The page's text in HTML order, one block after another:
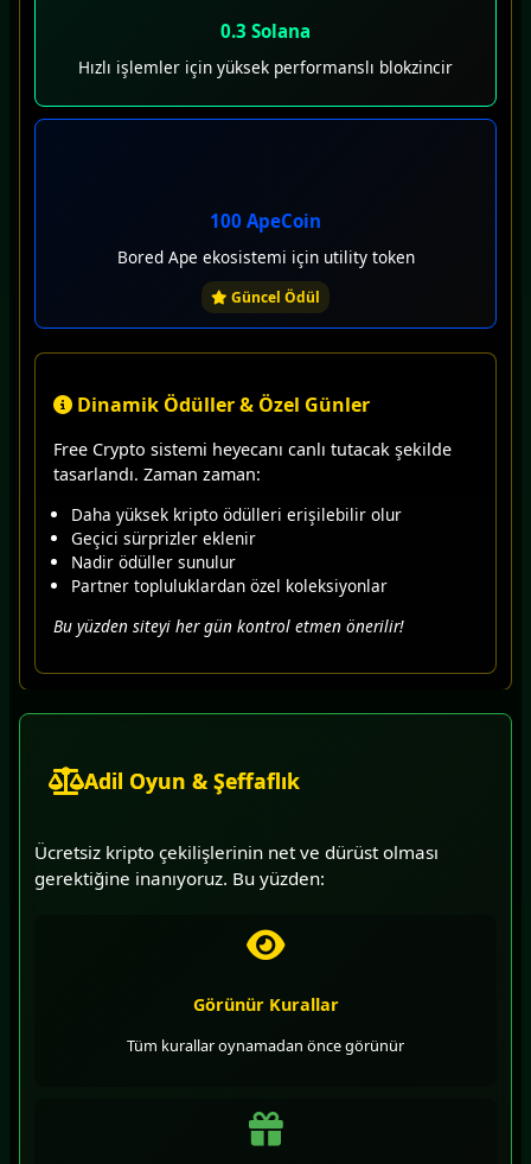
0.3 Solana
Hızlı işlemler için yüksek performanslı blokzincir
100 ApeCoin
Bored Ape ekosistemi için utility token
Güncel Ödül
Dinamik Ödüller & Özel Günler
Free Crypto sistemi heyecanı canlı tutacak şekilde
tasarlandı. Zaman zaman:
Daha yüksek kripto ödülleri erişilebilir olur
Geçici sürprizler eklenir
Nadir ödüller sunulur
Partner topluluklardan özel koleksiyonlar
Bu yüzden siteyi her gün kontrol etmen önerilir!
Adil Oyun & Şeffaflık
Ücretsiz kripto çekilişlerinin net ve dürüst olması
gerektiğine inanıyoruz. Bu yüzden:
Görünür Kurallar
Tüm kurallar oynamadan önce görünür